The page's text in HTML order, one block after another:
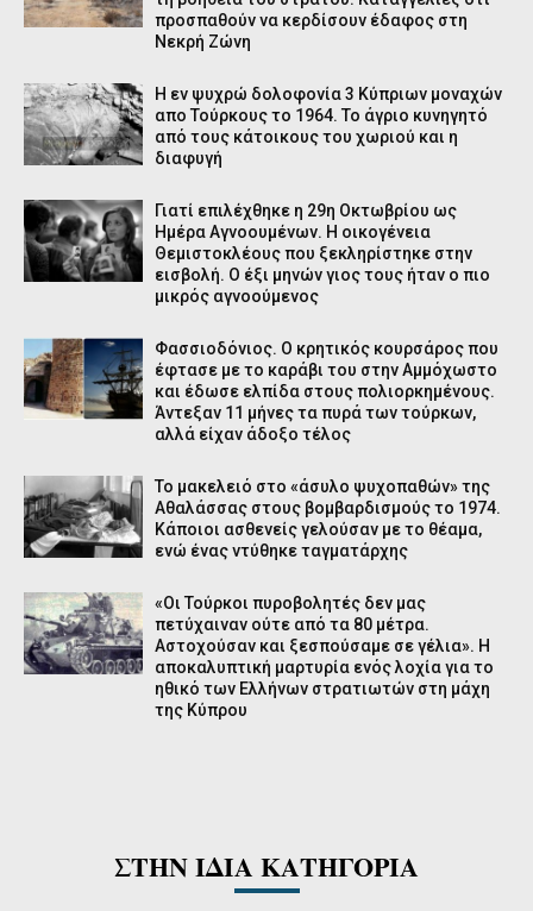
προσπαθούν να κερδίσουν έδαφος στη
Νεκρή Ζώνη
Η εν ψυχρώ δολοφονία 3 Κύπριων μοναχών
απο Τούρκους το 1964. Το άγριο κυνηγητό
από τους κάτοικους του χωριού και η
διαφυγή
Γιατί επιλέχθηκε η 29η Οκτωβρίου ως
Ημέρα Αγνοουμένων. Η οικογένεια
Θεμιστοκλέους που ξεκληρίστηκε στην
εισβολή. Ο έξι μηνών γιος τους ήταν ο πιο
μικρός αγνοούμενος
Φασσιοδόνιος. Ο κρητικός κουρσάρος που
έφτασε με το καράβι του στην Αμμόχωστο
και έδωσε ελπίδα στους πολιορκημένους.
Άντεξαν 11 μήνες τα πυρά των τούρκων,
αλλά είχαν άδοξο τέλος
Το μακελειό στο «άσυλο ψυχοπαθών» της
Αθαλάσσας στους βομβαρδισμούς το 1974.
Κάποιοι ασθενείς γελούσαν με το θέαμα,
ενώ ένας ντύθηκε ταγματάρχης
«Οι Τούρκοι πυροβολητές δεν μας
πετύχαιναν ούτε από τα 80 μέτρα.
Αστοχούσαν και ξεσπούσαμε σε γέλια». Η
αποκαλυπτική μαρτυρία ενός λοχία για το
ηθικό των Ελλήνων στρατιωτών στη μάχη
της Κύπρου
ΣΤΗΝ ΙΔΙΑ ΚΑΤΗΓΟΡΙΑ